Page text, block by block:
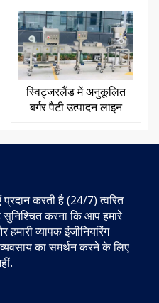
स्विट्जरलैंड में अनुकूलित
बर्गर पैटी उत्पादन लाइन
प्रदान करती है (24/7) त्वरित
करना कि आप हमारे
हमारी व्यापक इंजीनियरिंग
का समर्थन करने के लिए